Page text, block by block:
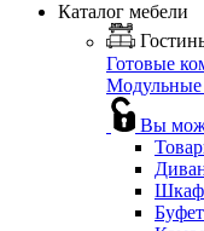
Каталог мебели
Готовые
Модульные
Вы